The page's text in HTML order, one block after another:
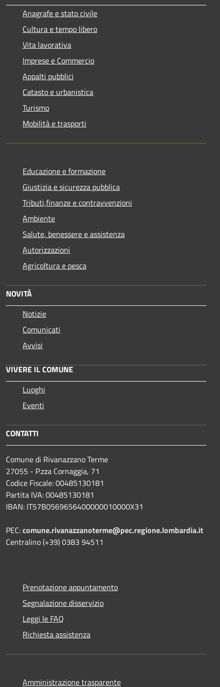
Anagrafe e stato civile
Cultura e tempo libero
Vita lavorativa
Imprese e Commercio
Appalti pubblici
Catasto e urbanistica
Turismo
Mobilità e trasporti
Educazione e formazione
Giustizia e sicurezza pubblica
Tributi,finanze e contravvenzioni
Ambiente
Salute, benessere e assistenza
Autorizzazioni
Agricoltura e pesca
NOVITÀ
Notizie
Comunicati
Avvisi
VIVERE IL COMUNE
Luoghi
Eventi
CONTATTI
Comune di Rivanazzano Terme
27055 - P.zza Cornaggia, 71
Codice Fiscale: 00485130181
Partita IVA: 00485130181
IBAN: IT57B0569656400000010000X31
PEC:comune.rivanazzanoterme@pec.regione.lombardia.it
Centralino (+39) 0383 94511
Prenotazione appuntamento
Segnalazione disservizio
Leggi le FAQ
Richiesta assistenza
Amministrazione trasparente